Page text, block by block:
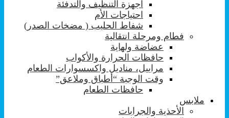
اجهزة التنظيف والتدفئة
احتياجات الأم
شفاط الحليب ( مضخات الصدر)
فطام ومرحلة انتقالية
عضاضة ولهاية
حافظات الحرارة والأكواب
مراييل، مناديل واكسسوارات الطعام
وقت الوجبة “أطباق وملاعق”
حافظات الطعام
ملابس
الأحذية والجرابات